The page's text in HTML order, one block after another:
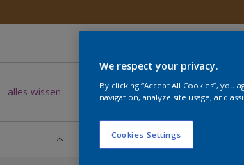
alles wissen 47resultaten voor jou
We respect your privacy.
By clicking “Accept All Cookies”,
navigation, analyze site usage, and
Cookies Settings